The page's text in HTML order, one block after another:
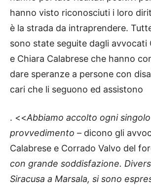
hanno visto riconosciuti i loro
è la strada da intraprendere.
sono state seguite dagli avvocati
e Chiara Calabrese che hanno
dare speranze a persone con
cari che li seguono ed assistono
. <<Abbiamo accolto ogni singolo
provvedimento – dicono gli
Calabrese e Corrado Valvo del
con grande soddisfazione.
Siracusa a Marsala, si sono